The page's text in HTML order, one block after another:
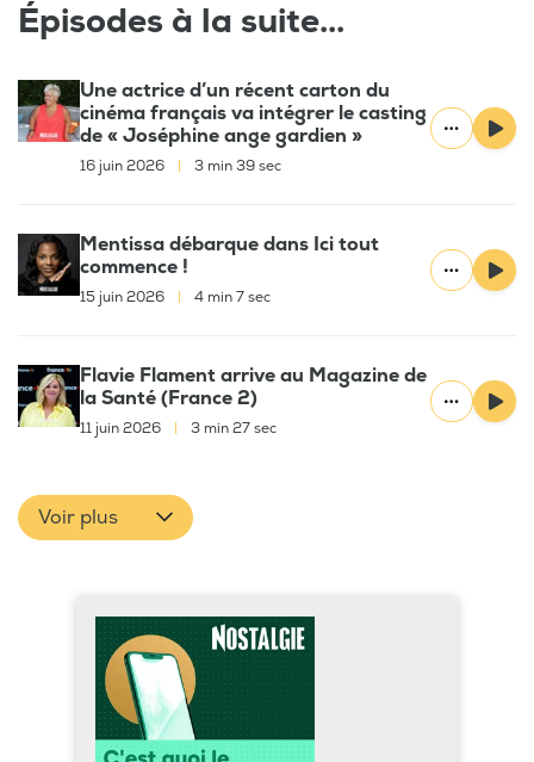
Épisodes à la suite...
Une actrice d’un récent carton du
cinéma français va intégrer le casting
de « Joséphine ange gardien »
16 juin 2026 3 min 39 sec
Mentissa débarque dans Ici tout
commence !
15 juin 2026 4 min 7 sec
Flavie Flament arrive au Magazine de
la Santé (France 2)
11 juin 2026 3 min 27 sec
Voir plus